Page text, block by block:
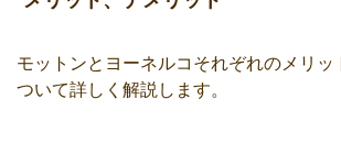
モットンとヨーネルコそれぞれのメリッ
ついて詳しく解説します。